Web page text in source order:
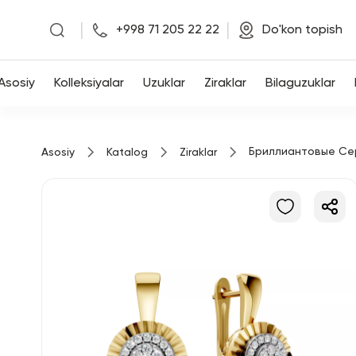
Asosiy
+998 71 205 22 22 Do'kon topish
Kolleksiyalar Uzuklar Ziraklar Bilaguzuklar
Asosiy Katalog Ziraklar Бриллиантовые